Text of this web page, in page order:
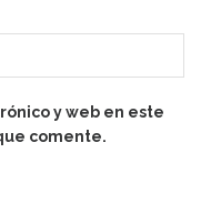
y web en este
comente.